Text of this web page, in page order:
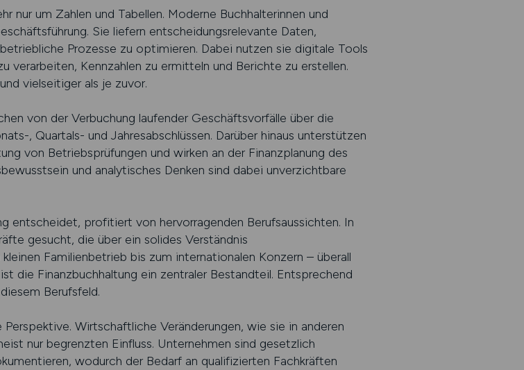
nur um Zahlen und Tabellen. Moderne Buchhalterinnen und
Sie liefern entscheidungsrelevante Daten,
Prozesse zu optimieren. Dabei nutzen sie digitale Tools
verarbeiten, Kennzahlen zu ermitteln und Berichte zu erstellen.
vielseitiger als je zuvor.
von der Verbuchung laufender Geschäftsvorfälle über die
, Quartals- und Jahresabschlüssen. Darüber hinaus unterstützen
von Betriebsprüfungen und wirken an der Finanzplanung des
und analytisches Denken sind dabei unverzichtbare
entscheidet, profitiert von hervorragenden Berufsaussichten. In
gesucht, die über ein solides Verständnis
Familienbetrieb bis zum internationalen Konzern – überall
Finanzbuchhaltung ein zentraler Bestandteil. Entsprechend
Berufsfeld.
Wirtschaftliche Veränderungen, wie sie in anderen
nur begrenzten Einfluss. Unternehmen sind gesetzlich
wodurch der Bedarf an qualifizierten Fachkräften